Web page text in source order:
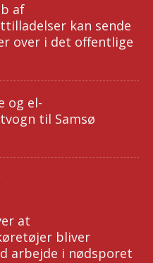
af
kan sende
over i det offentlige
og el-
til Samsø
at
bliver
arbejde i nødsporet